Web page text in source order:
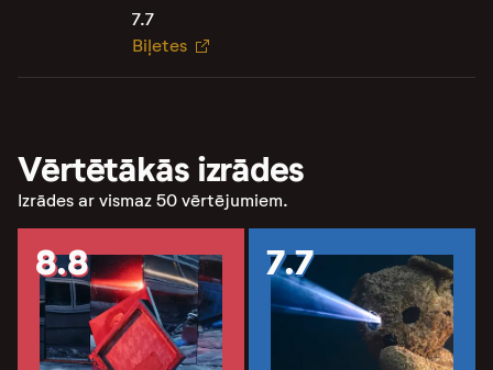
7.7
Biļetes
Vērtētākās izrādes
Izrādes ar vismaz 50 vērtējumiem.
8.8 7.7